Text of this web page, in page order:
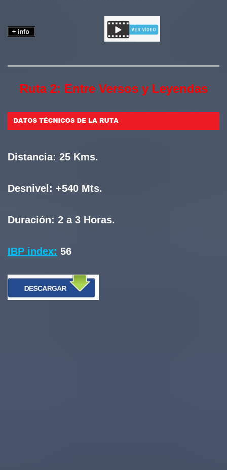
Ruta 2: Entre Versos y Leyendas
Distancia: 25 Kms.
Desnivel: +540 Mts.
Duración: 2 a 3 Horas.
IBP index: 56